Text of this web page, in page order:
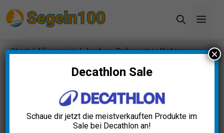
Inhalt
Start/Allgemein/ Jochen Schweizer Katamaran-
Decathlon Sale
Schaue dir jetzt die meistverkauften Produkte im
Sale bei Decathlon an!
×